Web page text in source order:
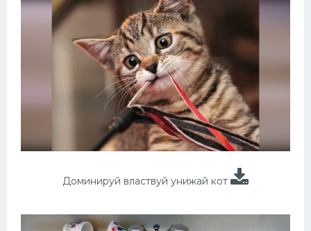
Доминируй властвуй унижай кот